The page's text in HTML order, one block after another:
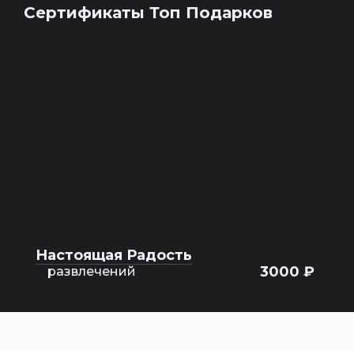
Сертификаты Топ Подарков
Настоящая Радость
развлечений 3000 ₽